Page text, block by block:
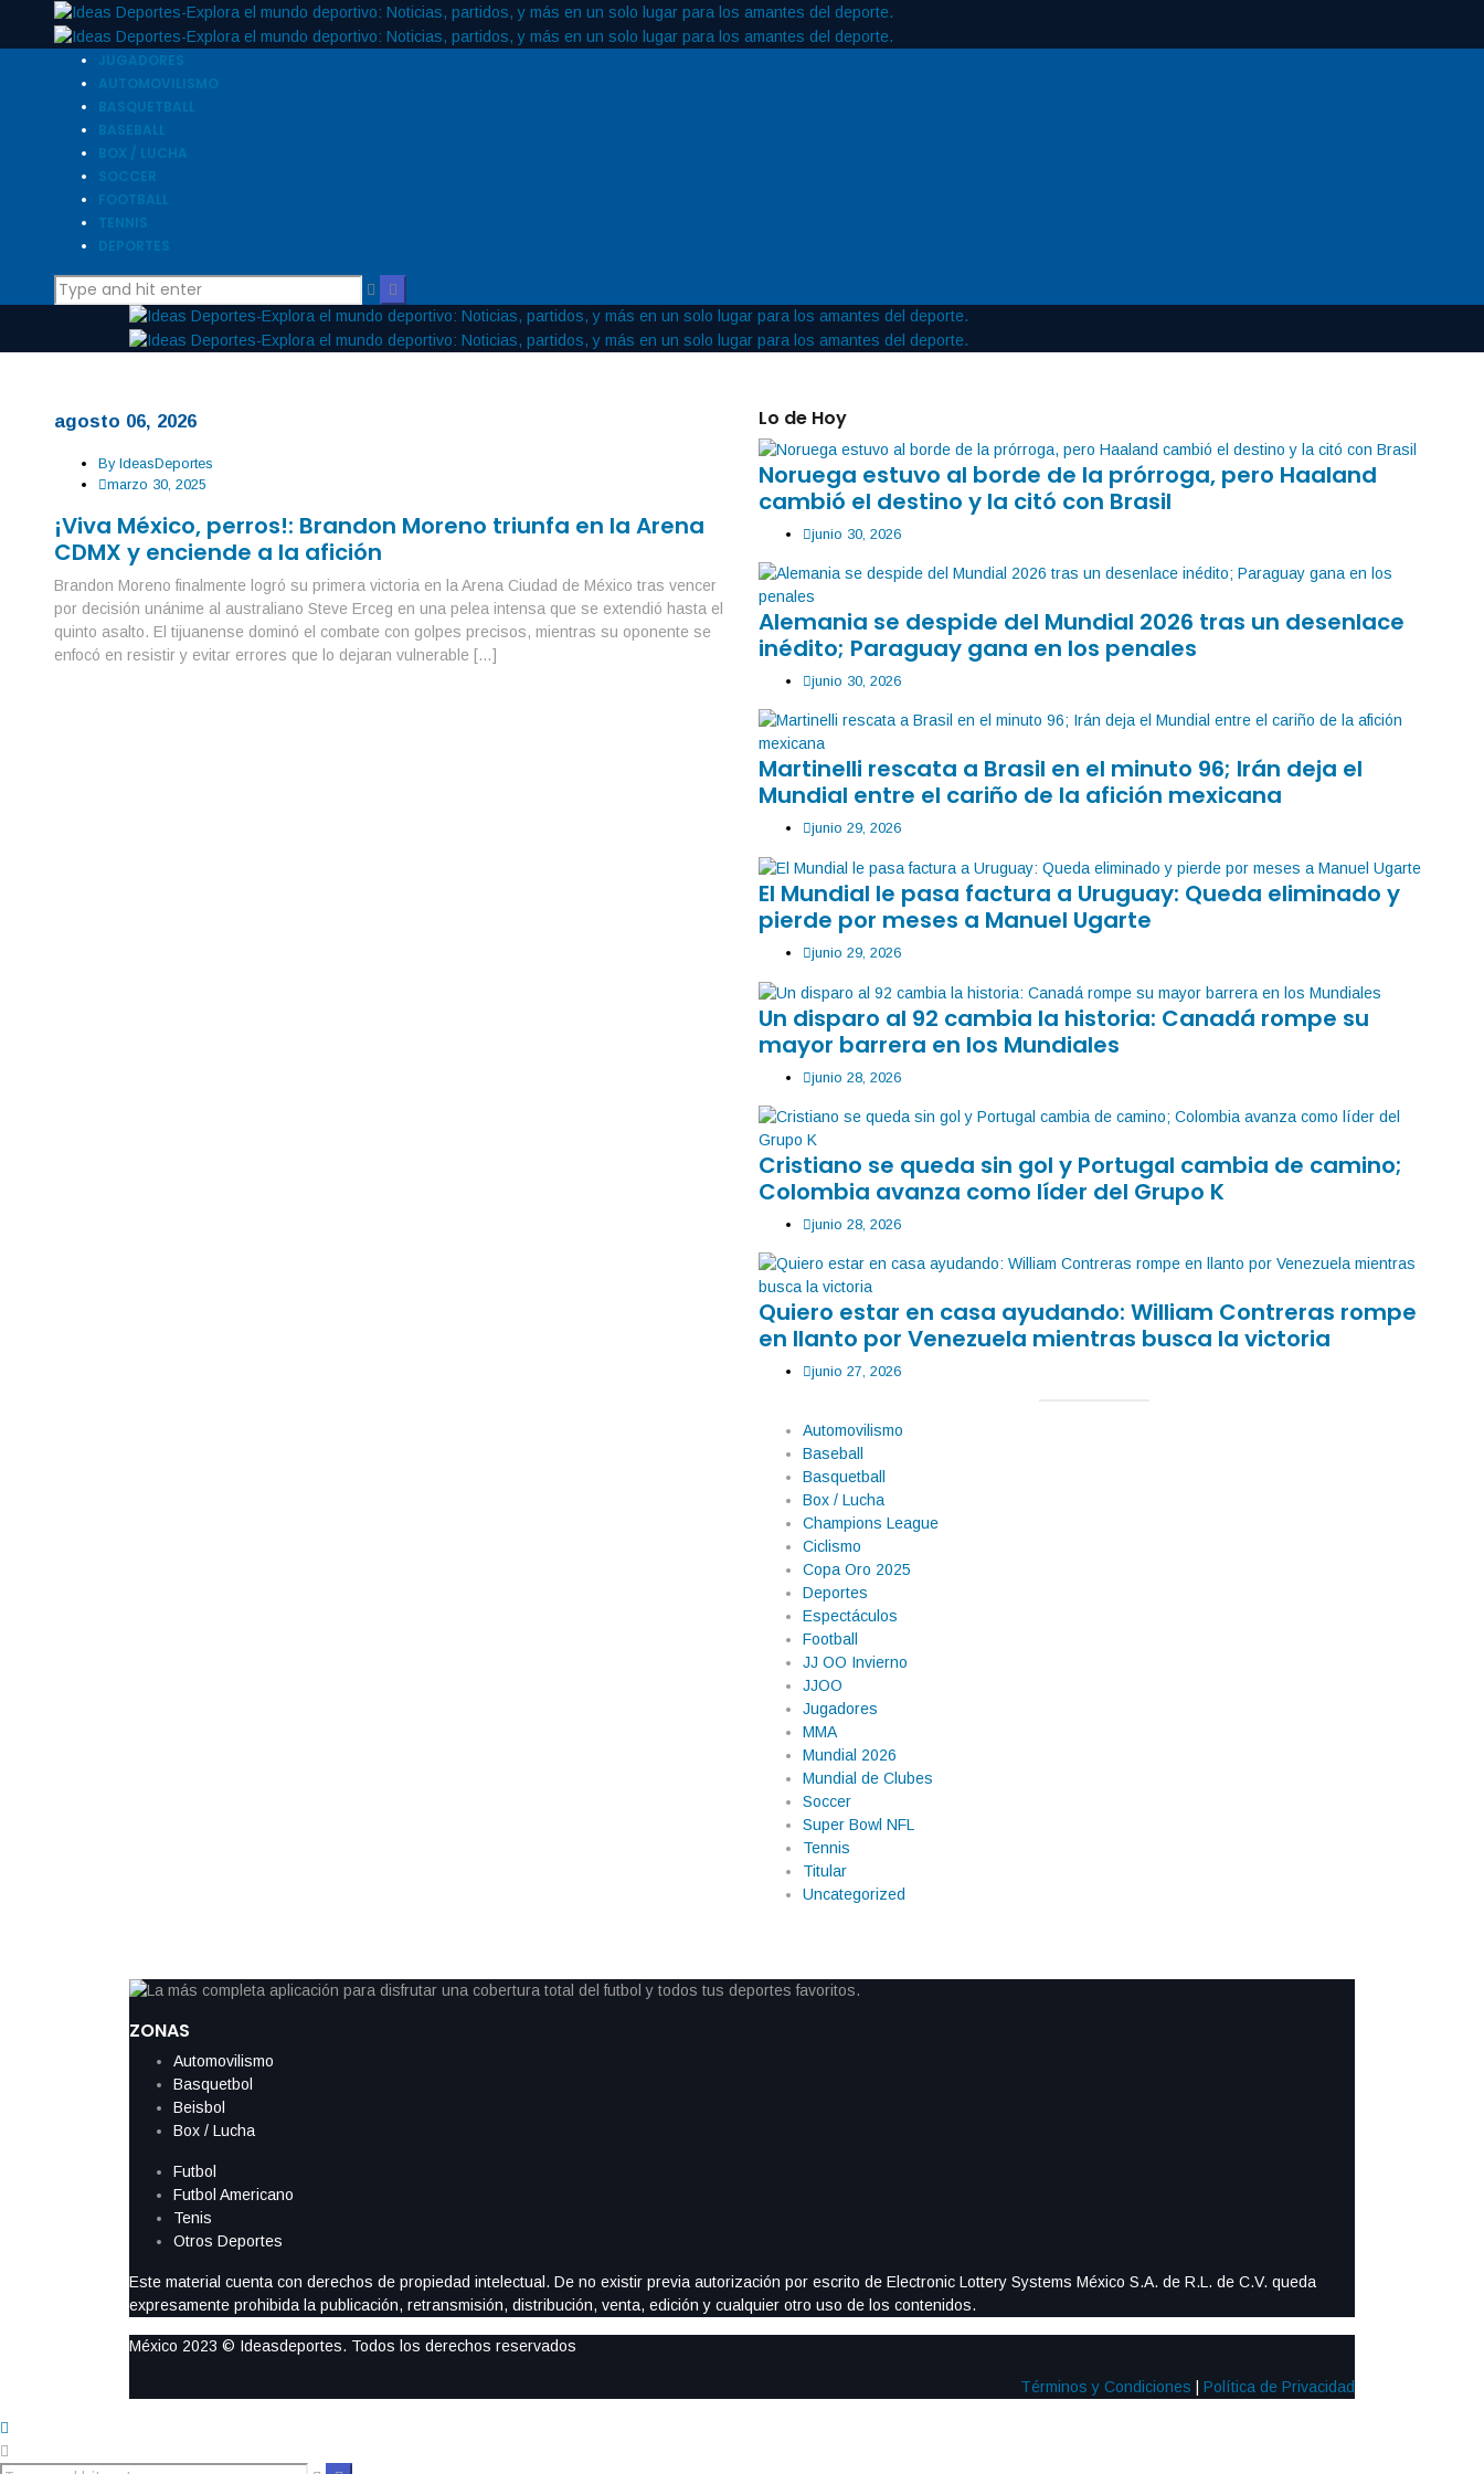
JUGADORES
AUTOMOVILISMO
BASQUETBALL
BASEBALL
BOX / LUCHA
SOCCER
FOOTBALL
TENNIS
DEPORTES
agosto 06, 2026
By IdeasDeportes
marzo 30, 2025
¡Viva México, perros!: Brandon Moreno triunfa en la Arena
CDMX y enciende a la afición
Brandon Moreno finalmente logró su primera victoria en la Arena Ciudad de México tras vencer
por decisión unánime al australiano Steve Erceg en una pelea intensa que se extendió hasta el
quinto asalto. El tijuanense dominó el combate con golpes precisos, mientras su oponente se
enfocó en resistir y evitar errores que lo dejaran vulnerable […]
Lo de Hoy
Noruega estuvo al borde de la prórroga, pero Haaland
cambió el destino y la citó con Brasil
junio 30, 2026
Alemania se despide del Mundial 2026 tras un desenlace
inédito; Paraguay gana en los penales
junio 30, 2026
Martinelli rescata a Brasil en el minuto 96; Irán deja el
Mundial entre el cariño de la afición mexicana
junio 29, 2026
El Mundial le pasa factura a Uruguay: Queda eliminado y
pierde por meses a Manuel Ugarte
junio 29, 2026
Un disparo al 92 cambia la historia: Canadá rompe su
mayor barrera en los Mundiales
junio 28, 2026
Cristiano se queda sin gol y Portugal cambia de camino;
Colombia avanza como líder del Grupo K
junio 28, 2026
Quiero estar en casa ayudando: William Contreras rompe
en llanto por Venezuela mientras busca la victoria
junio 27, 2026
Automovilismo
Baseball
Basquetball
Box / Lucha
Champions League
Ciclismo
Copa Oro 2025
Deportes
Espectáculos
Football
JJ OO Invierno
JJOO
Jugadores
MMA
Mundial 2026
Mundial de Clubes
Soccer
Super Bowl NFL
Tennis
Titular
Uncategorized
ZONAS
Automovilismo
Basquetbol
Beisbol
Box / Lucha
Futbol
Futbol Americano
Tenis
Otros Deportes
Este material cuenta con derechos de propiedad intelectual. De no existir previa autorización por escrito de Electronic Lottery Systems México S.A. de R.L. de C.V. queda
expresamente prohibida la publicación, retransmisión, distribución, venta, edición y cualquier otro uso de los contenidos.
México 2023 © Ideasdeportes. Todos los derechos reservados
Términos y Condiciones Política de Privacidad